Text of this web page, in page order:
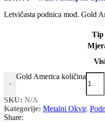
Letvičasta podnica mod. Gold
Tip
-
Gold America količina
SKU: N/A
Kategorije: Metalni Okvir,
Share: